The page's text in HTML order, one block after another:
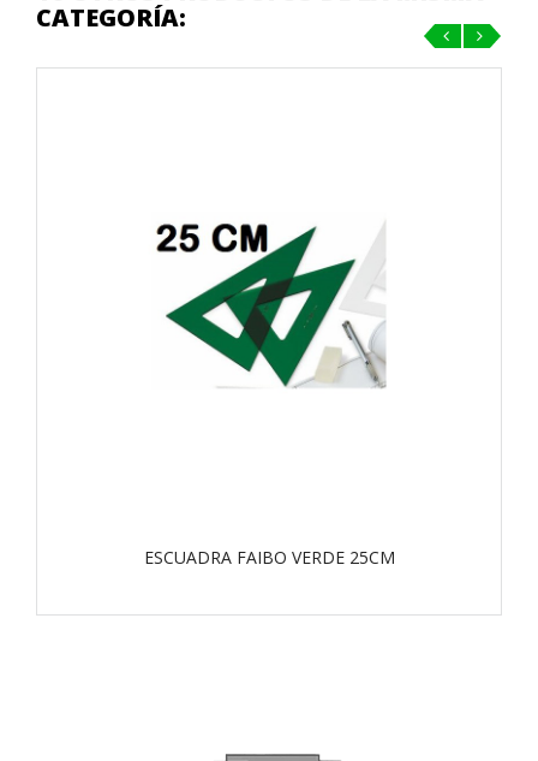
CATEGORÍA:
ESCUADRA FAIBO VERDE 25CM